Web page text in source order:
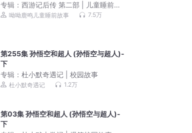
专辑：西游记后传 第二部 | 儿童睡前故
事 呦呦鹿鸣儿童睡前故事 7.5万
第255集 孙悟空和超人 (孙悟空与超人)-
下
专辑：杜小默奇遇记 | 校园故事
杜小默奇遇记 1.2万
第03集 孙悟空和超人 (孙悟空与超人)-
下